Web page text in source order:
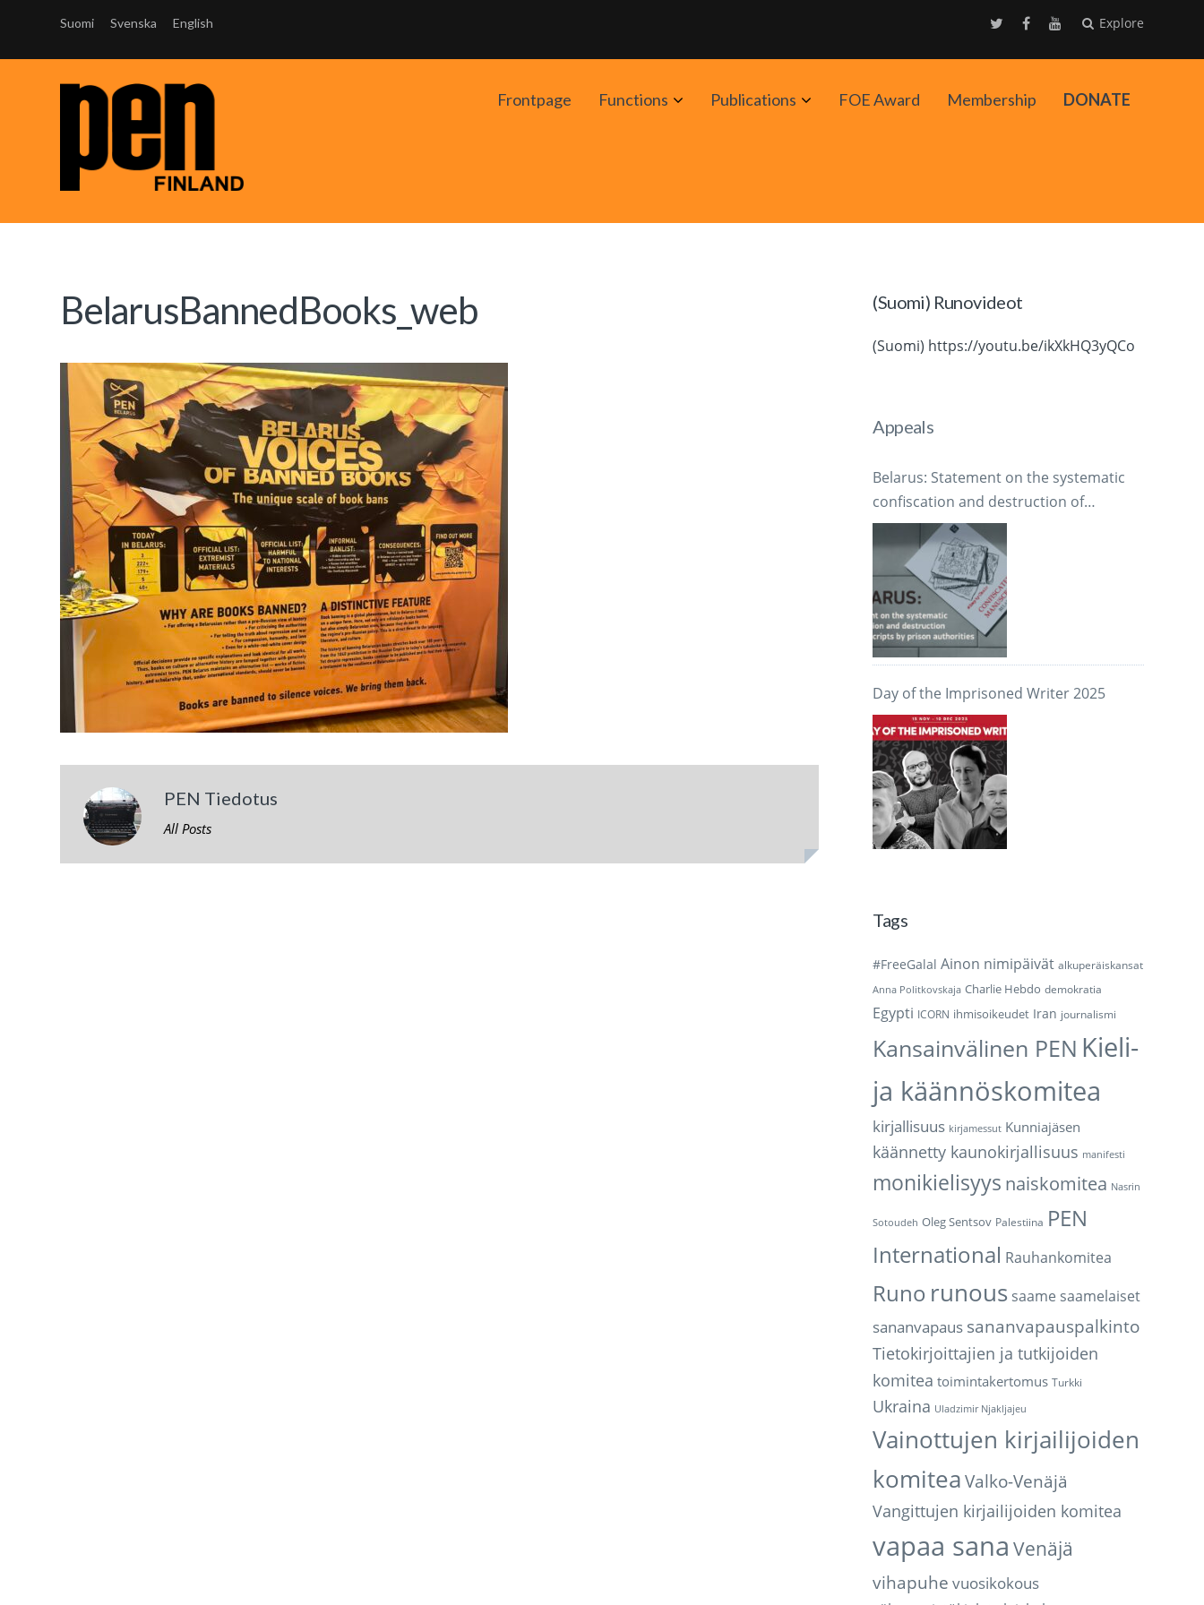
Suomi Svenska English Explore
Frontpage Functions AvaaPublications AvaaFOE Award Membership DONATE
BelarusBannedBooks_web
PEN Tiedotus
All Posts
(Suomi) Runovideot
(Suomi) https://youtu.be/ikXkHQ3yQCo
Appeals
Belarus: Statement on the systematic
confiscation and destruction of
manuscripts by prison authorities
Day of the Imprisoned Writer 2025
Tags
#FreeGalal Ainon nimipäivät alkuperäiskansat
Anna Politkovskaja Charlie Hebdo demokratia
Egypti ICORN ihmisoikeudet Iran journalismi
Kansainvälinen PEN Kieli-
ja käännöskomitea
kirjallisuus kirjamessut Kunniajäsen
käännetty kaunokirjallisuus manifesti
monikielisyys naiskomitea Nasrin
Sotoudeh Oleg Sentsov Palestiina PEN
International Rauhankomitea
Runo runous saame saamelaiset
sananvapaus sananvapauspalkinto
Tietokirjoittajien ja tutkijoiden
komitea toimintakertomus Turkki
Ukraina Uladzimir Njakljajeu
Vainottujen kirjailijoiden
komitea Valko-Venäjä
Vangittujen kirjailijoiden komitea
vapaa sana Venäjä
vihapuhe vuosikokous